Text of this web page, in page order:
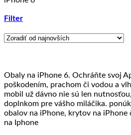
Filter
Obaly na iPhone 6. Ochráňte svoj
poškodením, prachom či vodou a
mobil už dávno nie sú len
doplnkom pre vášho miláčika.
obalov na iPhone, krytov na iPhone
na Iphone